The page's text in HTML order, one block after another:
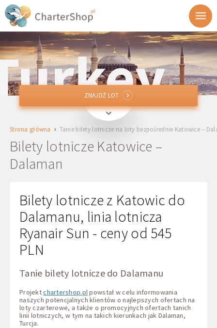
KTWKatowice, Polska
DLM Dalaman, Turcja
Wylot
1 + 0 + 0
ZNAJDŹ LOT
ZNAJDŹ LOT
Strona główna Tanie bilety lotnicze na loty bezpośrednie Katowice –
Bilety lotnicze Katowice –
Dalaman
Bilety lotnicze z Katowic do
Dalamanu, linia lotnicza
Ryanair Sun - ceny od 545
PLN
Tanie bilety lotnicze do Dalamanu
Projektchartershop.pl powstał w celu informowania
naszych potencjalnych klientów o najlepszych ofertach na
loty czarterowe, a także o promocyjnych ofertach tanich
linii lotniczych, w tym na takich kierunkach jak Dalaman,
Turcja.